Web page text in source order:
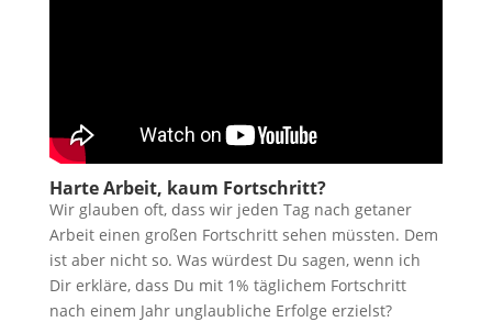
Harte Arbeit, kaum Fortschritt?
Wir glauben oft, dass wir jeden Tag nach getaner
Arbeit einen großen Fortschritt sehen müssten. Dem
ist aber nicht so. Was würdest Du sagen, wenn ich
Dir erkläre, dass Du mit 1% täglichem Fortschritt
nach einem Jahr unglaubliche Erfolge erzielst?